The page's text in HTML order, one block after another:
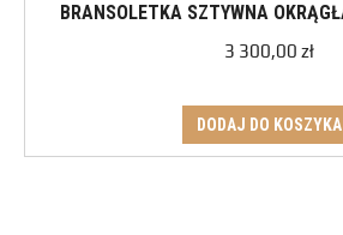
BRANSOLETKA SZTYWNA
3 300,00 zł
DODAJ DO KOSZYKA